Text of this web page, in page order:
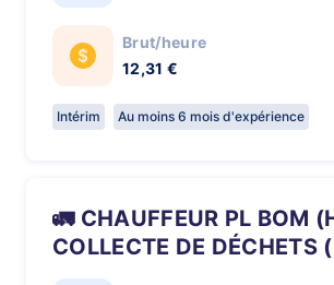
Brut/heure
12,31 €
Intérim Au moins 6 mois d'expérience
🚛 CHAUFFEUR PL BOM (H/F) –
COLLECTE DE DÉCHETS